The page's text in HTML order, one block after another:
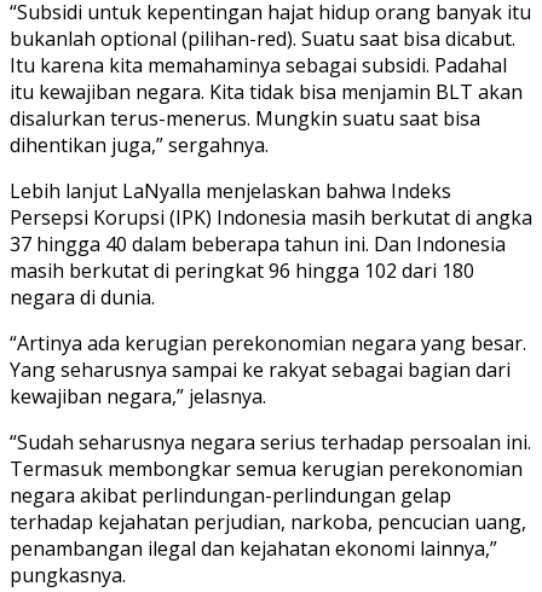
“Subsidi untuk kepentingan hajat hidup orang banyak itu
bukanlah optional (pilihan-red). Suatu saat bisa dicabut.
Itu karena kita memahaminya sebagai subsidi. Padahal
itu kewajiban negara. Kita tidak bisa menjamin BLT akan
disalurkan terus-menerus. Mungkin suatu saat bisa
dihentikan juga,” sergahnya.
Lebih lanjut LaNyalla menjelaskan bahwa Indeks
Persepsi Korupsi (IPK) Indonesia masih berkutat di angka
37 hingga 40 dalam beberapa tahun ini. Dan Indonesia
masih berkutat di peringkat 96 hingga 102 dari 180
negara di dunia.
“Artinya ada kerugian perekonomian negara yang besar.
Yang seharusnya sampai ke rakyat sebagai bagian dari
kewajiban negara,” jelasnya.
“Sudah seharusnya negara serius terhadap persoalan ini.
Termasuk membongkar semua kerugian perekonomian
negara akibat perlindungan-perlindungan gelap
terhadap kejahatan perjudian, narkoba, pencucian uang,
penambangan ilegal dan kejahatan ekonomi lainnya,”
pungkasnya.